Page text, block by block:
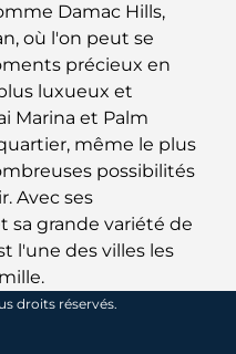
premier plan
un déjeuner d'affaires
les plus chères au
riche héritage d'art,
financier à Dubaï ?
Damac Hills,
où l'on peut se
précieux en
luxueux et
Marina et Palm
même le plus
possibilités
Avec ses
sa grande variété de
l'une des villes les
droits réservés.